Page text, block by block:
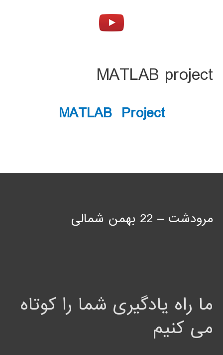
MATLAB project
MATLAB Project
مرودشت – 22 بهمن شمالی
ما راه یادگیری شما را کوتاه
می کنیم